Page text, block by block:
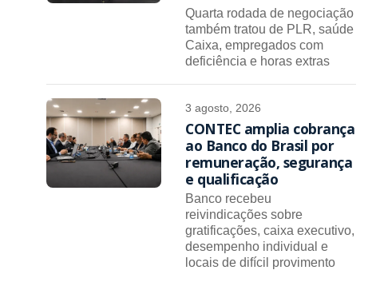
Quarta rodada de negociação
também tratou de PLR, saúde
Caixa, empregados com
deficiência e horas extras
3 agosto, 2026
CONTEC amplia cobrança
ao Banco do Brasil por
remuneração, segurança
e qualificação
Banco recebeu
reivindicações sobre
gratificações, caixa executivo,
desempenho individual e
locais de difícil provimento